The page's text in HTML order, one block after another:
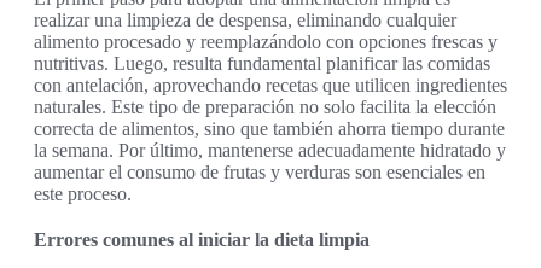
realizar una limpieza de despensa, eliminando cualquier
alimento procesado y reemplazándolo con opciones frescas y
nutritivas. Luego, resulta fundamental planificar las comidas
con antelación, aprovechando recetas que utilicen ingredientes
naturales. Este tipo de preparación no solo facilita la elección
correcta de alimentos, sino que también ahorra tiempo durante
la semana. Por último, mantenerse adecuadamente hidratado y
aumentar el consumo de frutas y verduras son esenciales en
este proceso.
Errores comunes al iniciar la dieta limpia